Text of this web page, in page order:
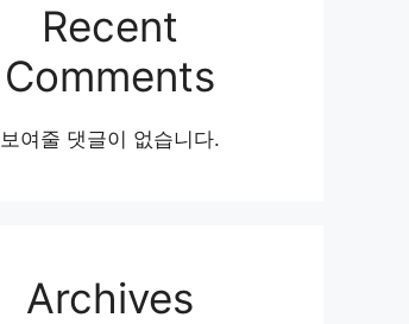
Recent
Comments
보여줄 댓글이 없습니다.
Archives